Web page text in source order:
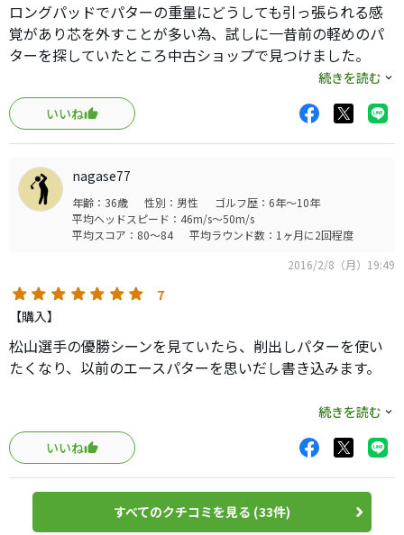
ロングパッドでパターの重量にどうしても引っ張られる感
覚があり芯を外すことが多い為、試しに一昔前の軽めのパ
ターを探していたところ中古ショップで見つけました。
現代のパターに比べると芯は狭いと思いますが、手首が引
っ張られる感覚がなく、自然に振れます。
無理に合わせずオートマチックに任せると距離感も合わせ
やすくロングよりショート、ミドルでのタッチが抜群に良
くなりました。
見た目も美しく、所有欲を存分に満たせます。
技術の革新がめざましい近代クラブの中でパターだけは年
季が入っても色褪せないので、これから新たな相棒として
続きを読む
いいね
nagase77
年齢：36歳 性別：男性
ゴルフ歴：6年～10年
平均ヘッドスピード：46m/s～50m/s
平均スコア：80～84
平均ラウンド数：1ヶ月に2回程度
2016/2/8（月）19:49
7
【購入】
松山選手の優勝シーンを見ていたら、削出しパターを使い
たくなり、以前のエースパターを思いだし書き込みます。
購入当時は「重くて安定するなー」なんて感じでしたが、
今や軽めの部類ですかね。
特にインサートはなく、若干ミーリングがありますが特に
影響はないですね。
続きを読む
いいね
すべてのクチコミを見る (33件)